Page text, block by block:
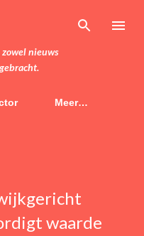
nieuws
Meer…
waarde